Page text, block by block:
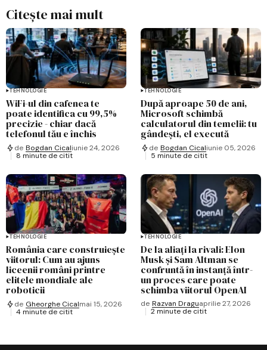
Citește mai mult
TEHNOLOGIE
WiFi-ul din cafenea te
poate identifica cu 99,5%
precizie - chiar dacă
telefonul tău e închis
de Bogdan Cicaliunie 24, 2026
8 minute de citit
TEHNOLOGIE
După aproape 50 de ani,
Microsoft schimbă
calculatorul din temelii: tu
gândești, el execută
de Bogdan Cicaliunie 05, 2026
5 minute de citit
TEHNOLOGIE
România care construiește
viitorul: Cum au ajuns
liceenii români printre
elitele mondiale ale
roboticii
de Gheorghe Cicalmai 15, 2026
4 minute de citit
TEHNOLOGIE
De la aliați la rivali: Elon
Musk și Sam Altman se
confruntă în instanță într-
un proces care poate
schimba viitorul OpenAI
de Razvan Draguaprilie 27, 2026
2 minute de citit